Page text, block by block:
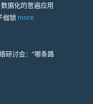
数据化的普遍应用
枷锁 more
研讨会：“哪条路